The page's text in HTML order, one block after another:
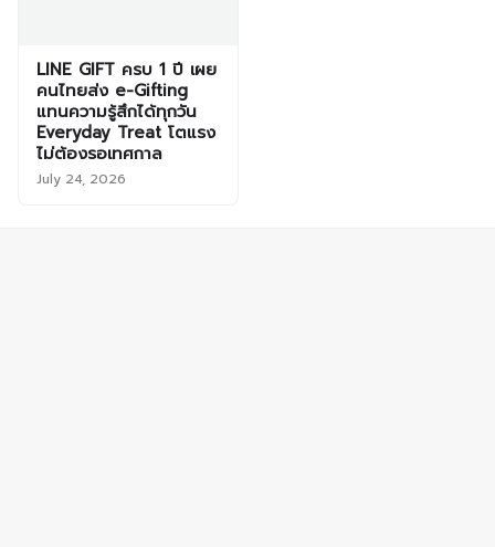
LINE GIFT ครบ 1 ปี เผย
คนไทยส่ง e-Gifting
แทนความรู้สึกได้ทุกวัน
Everyday Treat โตแรง
ไม่ต้องรอเทศกาล
July 24, 2026